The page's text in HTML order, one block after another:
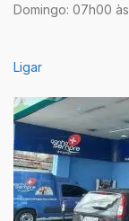
Domingo: 07h00
Ligar